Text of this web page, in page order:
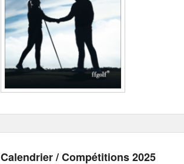
Calendrier / Compétitions 2025